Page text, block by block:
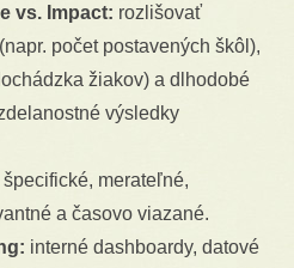
vs. Impact: rozlišovať
počet postavených škôl),
žiakov) a dlhodobé
výsledky
špecifické, merateľné,
a časovo viazané.
interné dashboardy, datové